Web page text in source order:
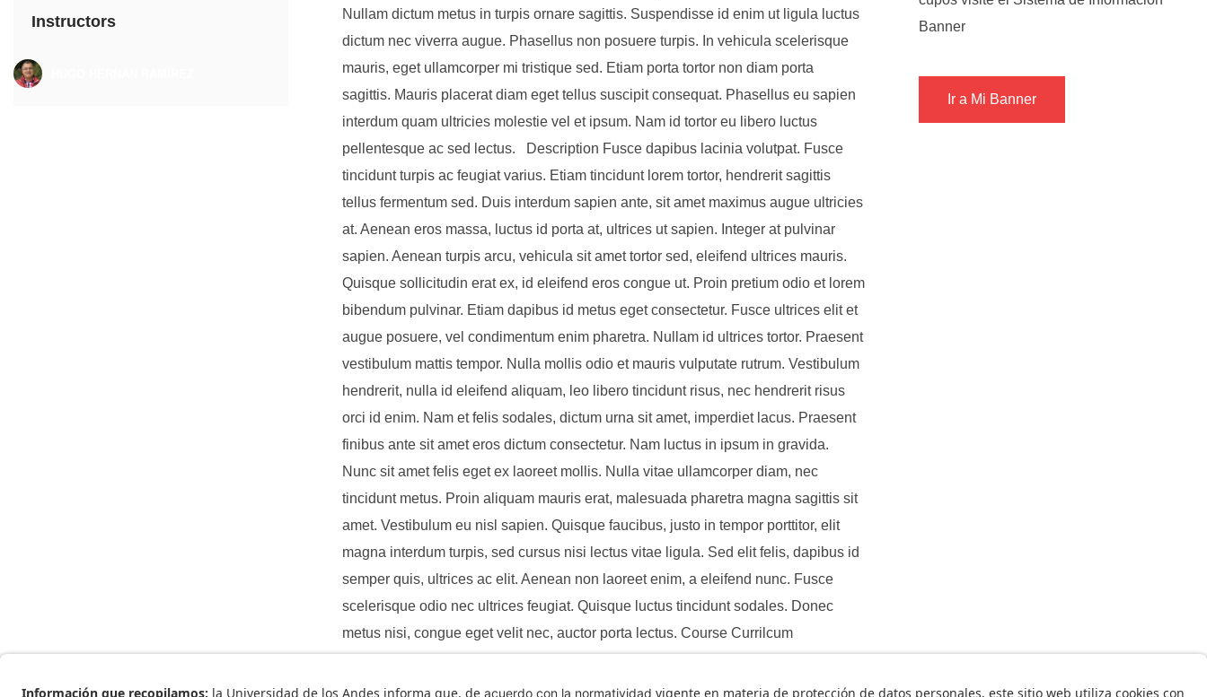
Instructors
Nullam dictum metus in turpis ornare sagittis. Suspendisse id enim ut ligula luctus
dictum nec viverra augue. Phasellus non posuere turpis. In vehicula scelerisque
mauris, eget ullamcorper mi tristique sed. Etiam porta tortor non diam porta
sagittis. Mauris placerat diam eget tellus suscipit consequat. Phasellus eu sapien
interdum quam ultricies molestie vel et ipsum. Nam id tortor eu libero luctus
pellentesque ac sed lectus. Description Fusce dapibus lacinia volutpat. Fusce
tincidunt turpis ac feugiat varius. Etiam tincidunt lorem tortor, hendrerit sagittis
tellus fermentum sed. Duis interdum sapien ante, sit amet maximus augue ultricies
at. Aenean eros massa, luctus id porta at, ultrices ut sapien. Integer at pulvinar
sapien. Aenean turpis arcu, vehicula sit amet tortor sed, eleifend ultrices mauris.
Quisque sollicitudin erat ex, id eleifend eros congue ut. Proin pretium odio et lorem
bibendum pulvinar. Etiam dapibus id metus eget consectetur. Fusce ultrices elit et
augue posuere, vel condimentum enim pharetra. Nullam id ultrices tortor. Praesent
vestibulum mattis tempor. Nulla mollis odio et mauris vulputate rutrum. Vestibulum
hendrerit, nulla id eleifend aliquam, leo libero tincidunt risus, nec hendrerit risus
orci id enim. Nam et felis sodales, dictum urna sit amet, imperdiet lacus. Praesent
finibus ante sit amet eros dictum consectetur. Nam luctus in ipsum in gravida.
Nunc sit amet felis eget ex laoreet mollis. Nulla vitae ullamcorper diam, nec
tincidunt metus. Proin aliquam mauris erat, malesuada pharetra magna sagittis sit
amet. Vestibulum eu nisl sapien. Quisque faucibus, justo in tempor porttitor, elit
magna interdum turpis, sed cursus nisi lectus vitae ligula. Sed elit felis, dapibus id
semper quis, ultrices ac elit. Aenean non laoreet enim, a eleifend nunc. Fusce
scelerisque odio nec ultrices feugiat. Quisque luctus tincidunt sodales. Donec
metus nisi, congue eget velit nec, auctor porta lectus. Course Currilcum
Banner
Ir a Mi Banner